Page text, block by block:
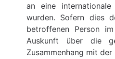
an eine internationale
wurden. Sofern dies
betroffenen Person
Auskunft über die
Zusammenhang mit